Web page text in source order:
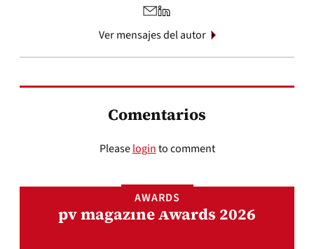
Ver mensajes del autor
Comentarios
Pleaseloginto comment
AWARDS
pv magazine Awards 2026